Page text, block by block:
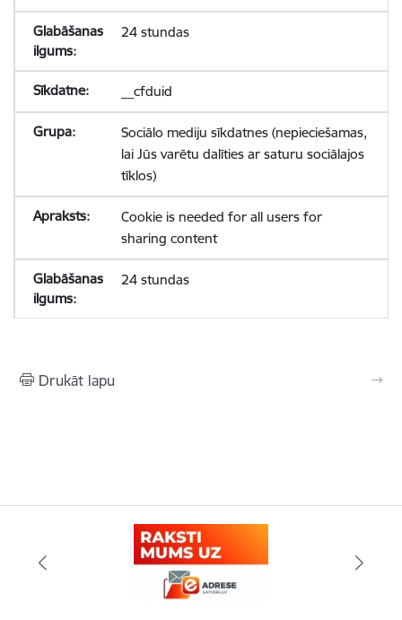
24 stundas
__cfduid
Sociālo mediju sīkdatnes (nepieciešamas,
lai Jūs varētu dalīties ar saturu sociālajos
tīklos)
Cookie is needed for all users for
sharing content
24 stundas
Drukāt lapu